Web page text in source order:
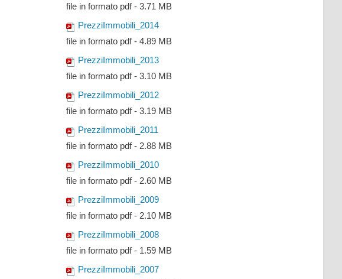
file in formato pdf - 3.71 MB
PrezziImmobili_2014
file in formato pdf - 4.89 MB
PrezziImmobili_2013
file in formato pdf - 3.10 MB
PrezziImmobili_2012
file in formato pdf - 3.19 MB
PrezziImmobili_2011
file in formato pdf - 2.88 MB
PrezziImmobili_2010
file in formato pdf - 2.60 MB
PrezziImmobili_2009
file in formato pdf - 2.10 MB
PrezziImmobili_2008
file in formato pdf - 1.59 MB
PrezziImmobili_2007